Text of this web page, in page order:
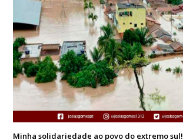
Minha solidariedade ao povo do extremo sul!